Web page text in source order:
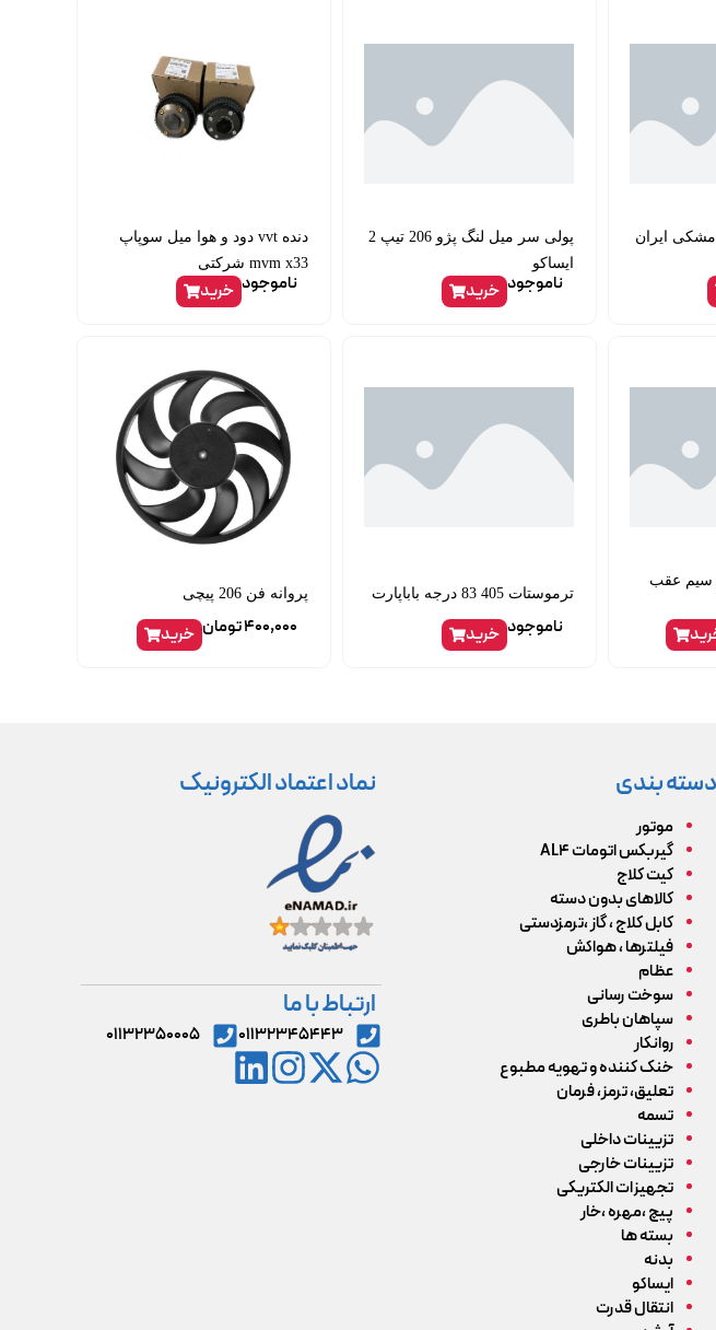
آمپر مشکی ایران
پولی سر میل لنگ پژو 206 تیپ 2
ایساکو
ناموجود خرید
دنده vvt دود و هوا میل سوپاپ
mvm x33 شرکتی
ناموجود خرید
سیم عقب
ترموستات 405 83 درجه باباپارت
ناموجود خرید
پروانه فن 206 پیچی
400,000تومان خرید
دسته بندی
موتور
گیربکس اتومات AL4
کیت کلاج
کالاهای بدون دسته
کابل کلاج ، گاز ،ترمزدستی
فیلترها ، هواکش
عظام
سوخت رسانی
سپاهان باطری
روانکار
خنک کننده و تهویه مطبوع
تعلیق، ترمز، فرمان
تسمه
تزیینات داخلی
تزیینات خارجی
تجهیزات الکتریکی
پیچ ،مهره ،خار
بسته ها
بدنه
ایساکو
انتقال قدرت
نماد اعتماد الکترونیک
ارتباط با ما
۰۱۱۳۲۳۴۵۴۴۳ ۰۱۱۳۲۳۵۰۰۰۵